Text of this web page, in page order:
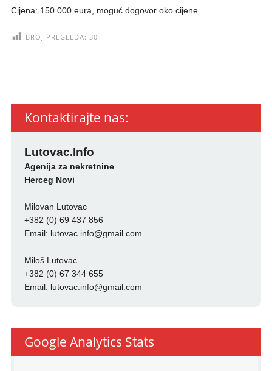
Cijena: 150.000 eura, moguć dogovor oko cijene…
BROJ PREGLEDA: 30
Kontaktirajte nas:
Lutovac.Info
Agenija za nekretnine
Herceg Novi
Milovan Lutovac
+382 (0) 69 437 856
Email: lutovac.info@gmail.com
Miloš Lutovac
+382 (0) 67 344 655
Email: lutovac.info@gmail.com
Google Analytics Stats